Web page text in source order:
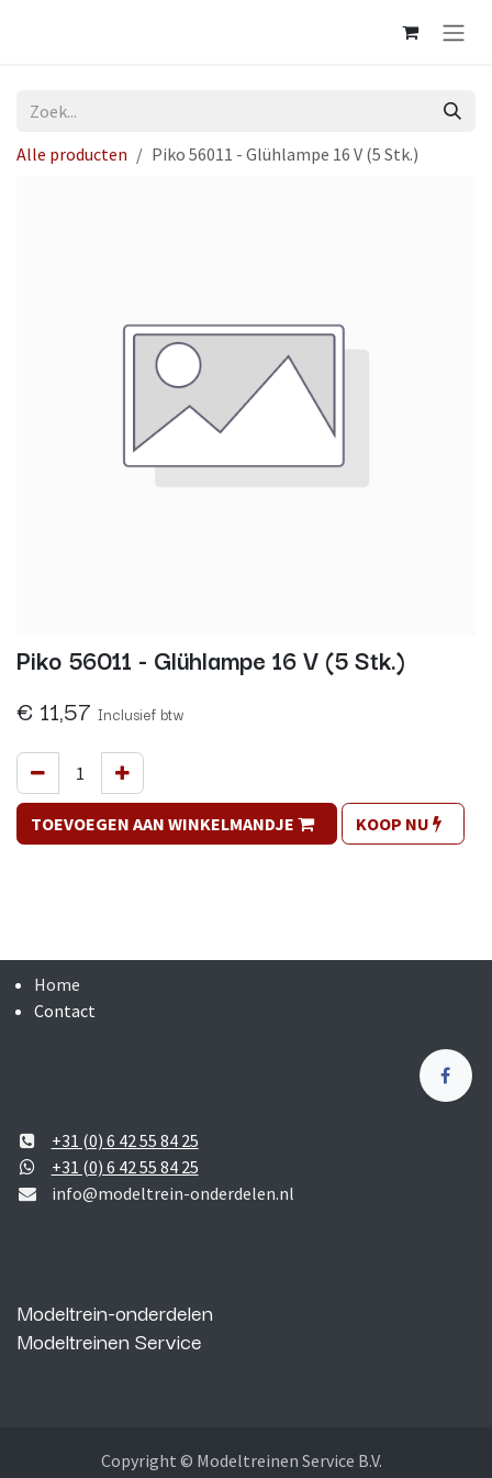
Alle producten Piko 56011 - Glühlampe 16 V (5 Stk.)
Piko 56011 - Glühlampe 16 V (5 Stk.)
€ 11,57 Inclusief btw
TOEVOEGEN AAN WINKELMANDJE KOOP NU
Home
Contact
+31 (0) 6 42 55 84 25
+31 (0) 6 42 55 84 25
info@modeltrein-onderdelen.nl
Modeltrein-onderdelen
Modeltreinen Service
Copyright © Modeltreinen Service B.V.